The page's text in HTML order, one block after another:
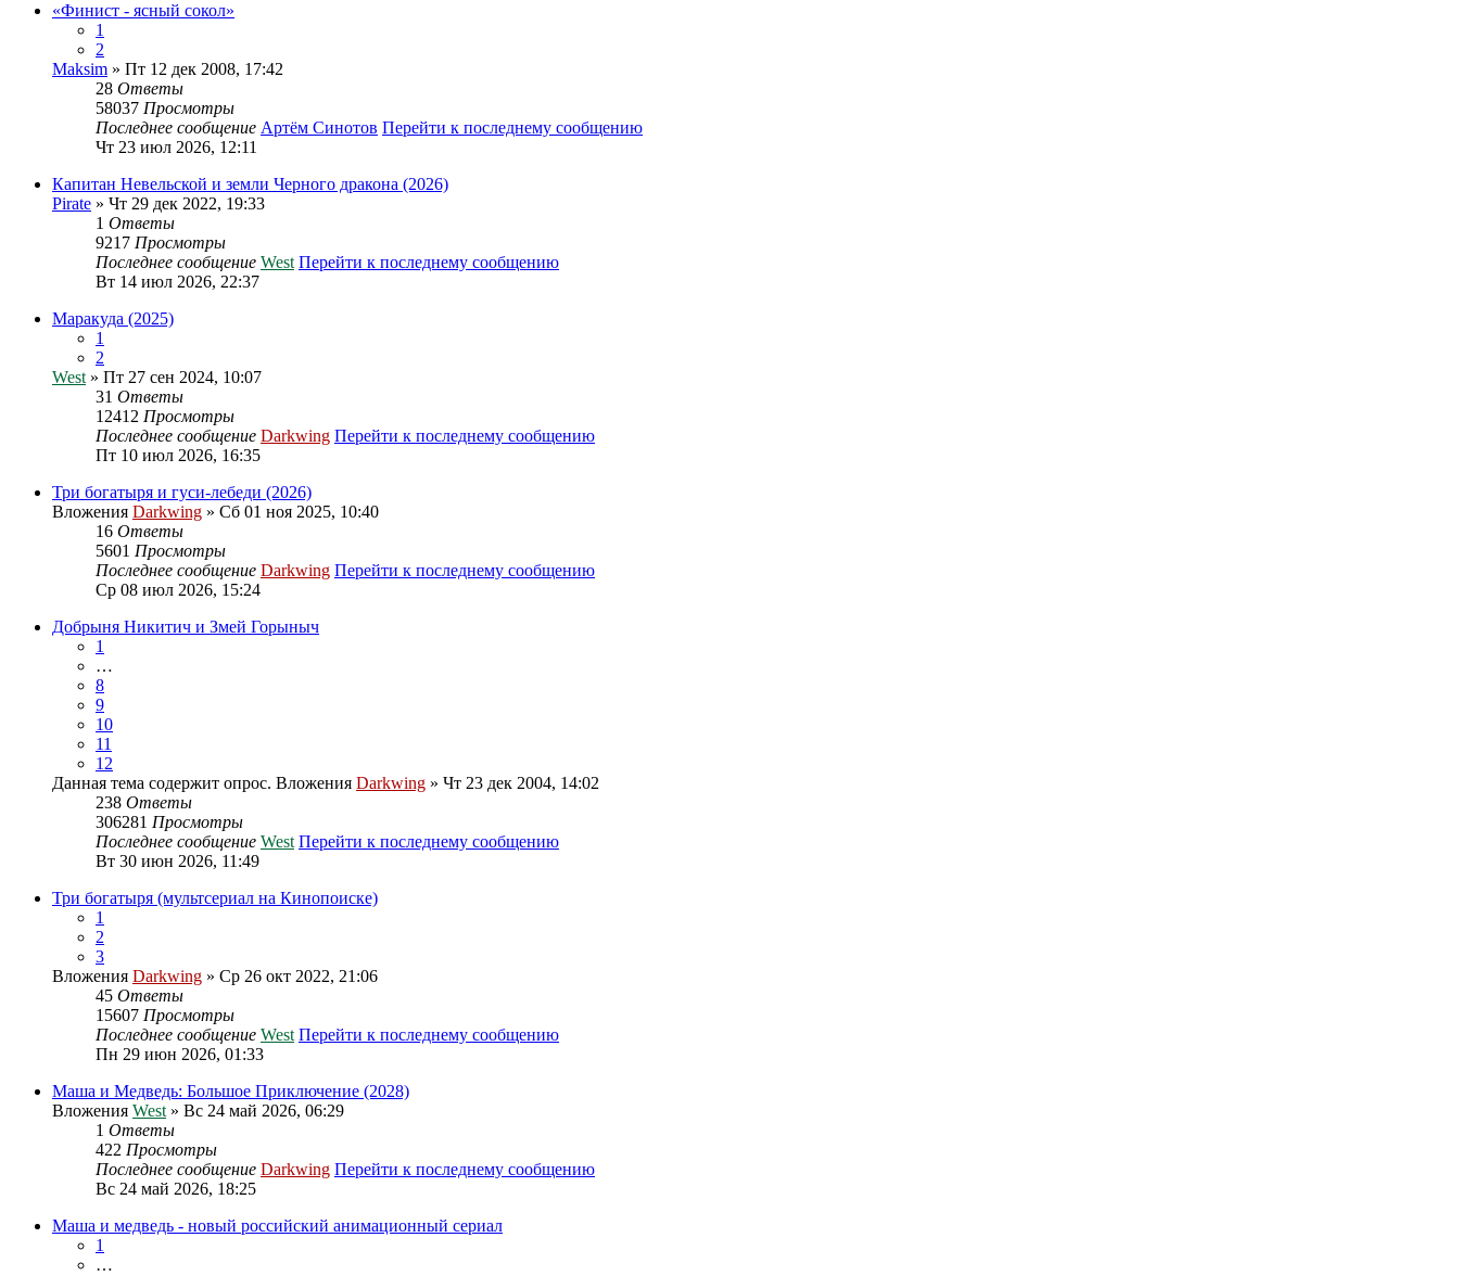
«Финист - ясный сокол»
1
2
Maksim » Пт 12 дек 2008, 17:42
28 Ответы
58037 Просмотры
Последнее сообщение Артём Синотов Перейти к последнему сообщению
Чт 23 июл 2026, 12:11
Капитан Невельской и земли Черного дракона (2026)
Pirate » Чт 29 дек 2022, 19:33
1 Ответы
9217 Просмотры
Последнее сообщение West Перейти к последнему сообщению
Вт 14 июл 2026, 22:37
Маракуда (2025)
1
2
West » Пт 27 сен 2024, 10:07
31 Ответы
12412 Просмотры
Последнее сообщение Darkwing Перейти к последнему сообщению
Пт 10 июл 2026, 16:35
Три богатыря и гуси-лебеди (2026)
Вложения Darkwing » Сб 01 ноя 2025, 10:40
16 Ответы
5601 Просмотры
Последнее сообщение Darkwing Перейти к последнему сообщению
Ср 08 июл 2026, 15:24
Добрыня Никитич и Змей Горыныч
1
…
8
9
10
11
12
Данная тема содержит опрос. Вложения Darkwing » Чт 23 дек 2004, 14:02
238 Ответы
306281 Просмотры
Последнее сообщение West Перейти к последнему сообщению
Вт 30 июн 2026, 11:49
Три богатыря (мультсериал на Кинопоиске)
1
2
3
Вложения Darkwing » Ср 26 окт 2022, 21:06
45 Ответы
15607 Просмотры
Последнее сообщение West Перейти к последнему сообщению
Пн 29 июн 2026, 01:33
Маша и Медведь: Большое Приключение (2028)
Вложения West » Вс 24 май 2026, 06:29
1 Ответы
422 Просмотры
Последнее сообщение Darkwing Перейти к последнему сообщению
Вс 24 май 2026, 18:25
Маша и медведь - новый российский анимационный сериал
1
…